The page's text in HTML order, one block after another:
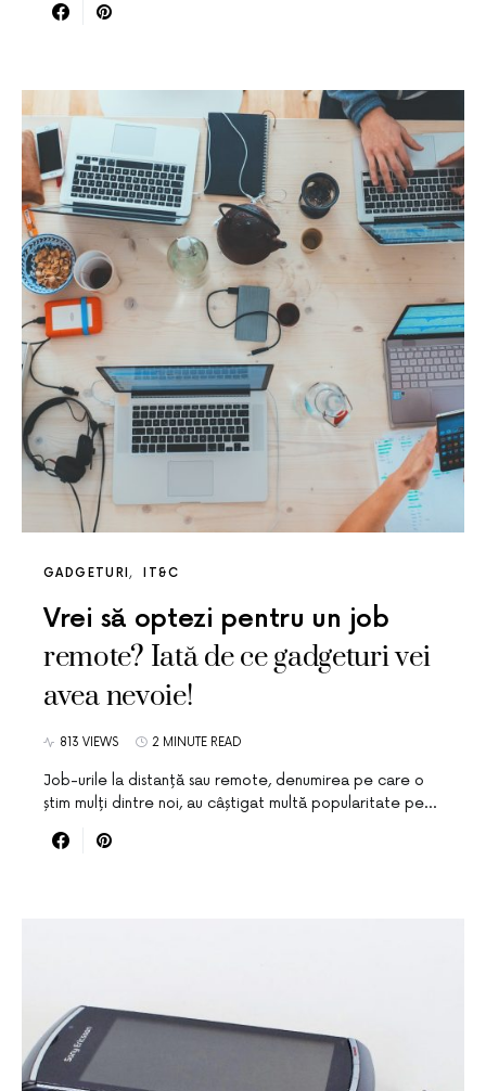
GADGETURI IT&C
Vrei să optezi pentru un job
remote? Iată de ce gadgeturi vei
avea nevoie!
813 VIEWS 2 MINUTE READ
Job-urile la distanță sau remote, denumirea pe care o
știm mulți dintre noi, au câștigat multă popularitate pe…